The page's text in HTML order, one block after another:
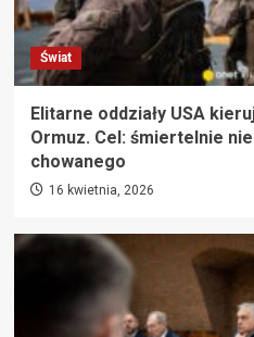
Świat
Elitarne oddziały USA
Ormuz. Cel: śmiertelnie
chowanego
16 kwietnia, 2026